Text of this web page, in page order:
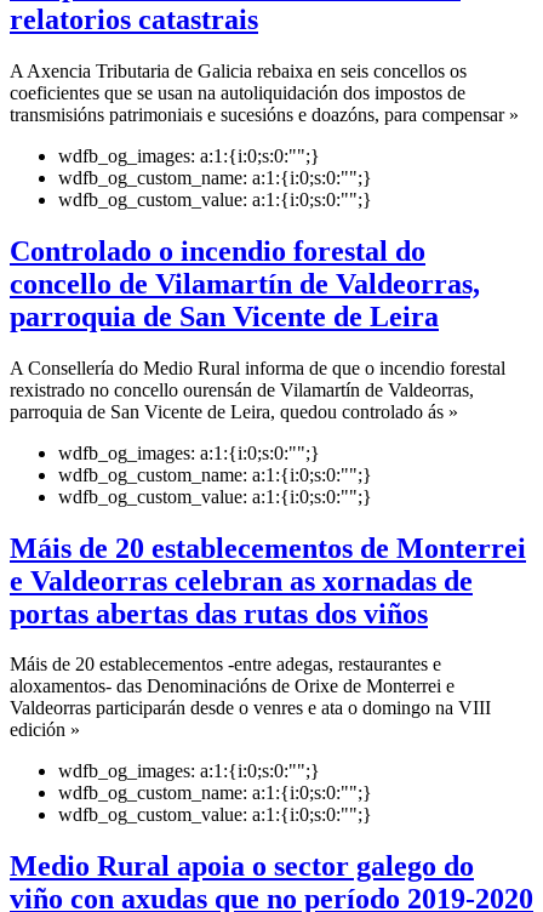
relatorios catastrais
A Axencia Tributaria de Galicia rebaixa en seis concellos os
coeficientes que se usan na autoliquidación dos impostos de
transmisións patrimoniais e sucesións e doazóns, para compensar »
wdfb_og_images: a:1:{i:0;s:0:"";}
wdfb_og_custom_name: a:1:{i:0;s:0:"";}
wdfb_og_custom_value: a:1:{i:0;s:0:"";}
Controlado o incendio forestal do
concello de Vilamartín de Valdeorras,
parroquia de San Vicente de Leira
A Consellería do Medio Rural informa de que o incendio forestal
rexistrado no concello ourensán de Vilamartín de Valdeorras,
parroquia de San Vicente de Leira, quedou controlado ás »
wdfb_og_images: a:1:{i:0;s:0:"";}
wdfb_og_custom_name: a:1:{i:0;s:0:"";}
wdfb_og_custom_value: a:1:{i:0;s:0:"";}
Máis de 20 establecementos de Monterrei
e Valdeorras celebran as xornadas de
portas abertas das rutas dos viños
Máis de 20 establecementos -entre adegas, restaurantes e
aloxamentos- das Denominacións de Orixe de Monterrei e
Valdeorras participarán desde o venres e ata o domingo na VIII
edición »
wdfb_og_images: a:1:{i:0;s:0:"";}
wdfb_og_custom_name: a:1:{i:0;s:0:"";}
wdfb_og_custom_value: a:1:{i:0;s:0:"";}
Medio Rural apoia o sector galego do
viño con axudas que no período 2019-2020